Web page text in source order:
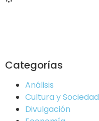
Categorías
Análisis
Cultura y Sociedad
Divulgación